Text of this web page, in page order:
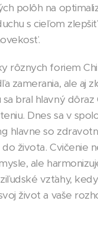
polôh na
s cieľom
rôznych foriem
zamerania, ale aj
bral hlavný dôraz
Dnes sa v
hlavne so
života. Cvičenie
ale
vzťahy,
život a vaše